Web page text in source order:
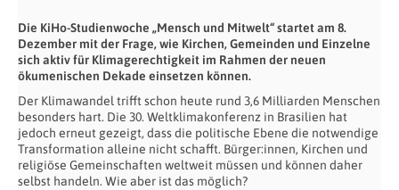
Die KiHo-Studienwoche „Mensch und Mitwelt“ startet am 8.
Dezember mit der Frage, wie Kirchen, Gemeinden und Einzelne
sich aktiv für Klimagerechtigkeit im Rahmen der neuen
ökumenischen Dekade einsetzen können.
Der Klimawandel trifft schon heute rund 3,6 Milliarden Menschen
besonders hart. Die 30. Weltklimakonferenz in Brasilien hat
jedoch erneut gezeigt, dass die politische Ebene die notwendige
Transformation alleine nicht schafft. Bürger:innen, Kirchen und
religiöse Gemeinschaften weltweit müssen und können daher
selbst handeln. Wie aber ist das möglich?